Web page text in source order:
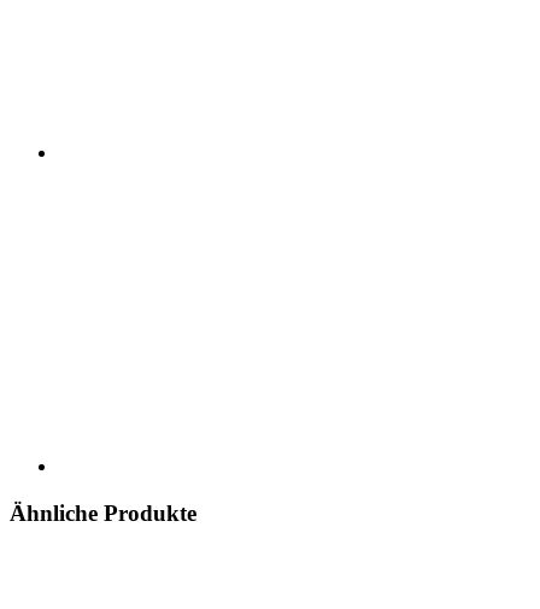
Ähnliche Produkte